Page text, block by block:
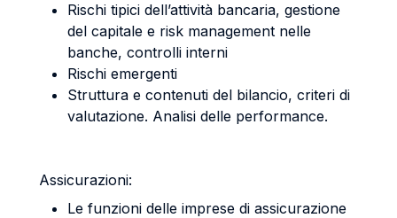
Rischi tipici dell’attività bancaria, gestione
del capitale e risk management nelle
banche, controlli interni
Rischi emergenti
Struttura e contenuti del bilancio, criteri di
valutazione. Analisi delle performance.
Assicurazioni:
Le funzioni delle imprese di assicurazione